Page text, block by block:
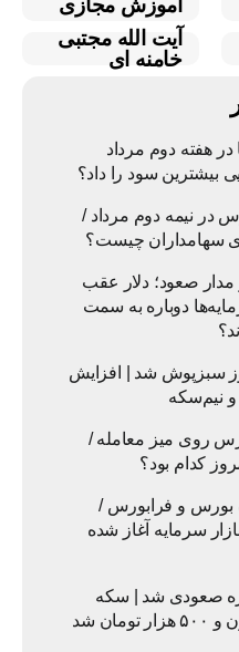
آیت الله مجتبی
خامنه ای
در هفته دوم مرداد
در نیمه دوم مرداد /
سهامداران چیست؟
صعود؛ دلار عقب
دوباره به سمت
سبزپوش شد | افزایش
نیم‌سکه
روی میز معامله /
کدام بود؟
بورس و فرابورس /
سرمایه آغاز شده
صعودی شد | سکه